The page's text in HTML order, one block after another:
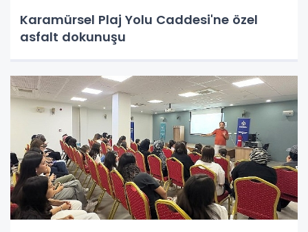
Karamürsel Plaj Yolu Caddesi'ne özel
asfalt dokunuşu